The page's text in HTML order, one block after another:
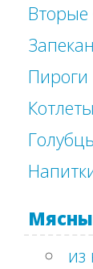
Пироги
Котлеты
из